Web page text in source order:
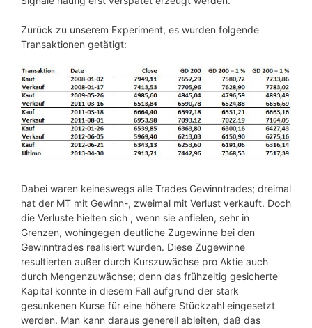
Zurück zu unserem Experiment, es wurden folgende
Transaktionen getätigt:
Dabei waren keineswegs alle Trades Gewinntrades; dreimal
hat der MT mit Gewinn-, zweimal mit Verlust verkauft. Doch
die Verluste hielten sich , wenn sie anfielen, sehr in
Grenzen, wohingegen deutliche Zugewinne bei den
Gewinntrades realisiert wurden. Diese Zugewinne
resultierten außer durch Kurszuwächse pro Aktie auch
durch Mengenzuwächse; denn das frühzeitig gesicherte
Kapital konnte in diesem Fall aufgrund der stark
gesunkenen Kurse für eine höhere Stückzahl eingesetzt
werden. Man kann daraus generell ableiten, daß das